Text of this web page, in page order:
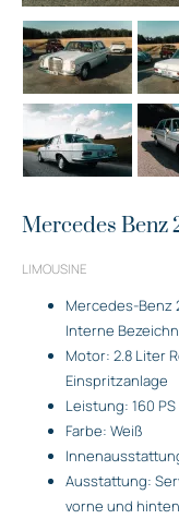
Mercedes Benz
LIMOUSINE
Mercedes-Benz
Interne
Motor: 2.8 Liter
Einspritzanlage
Leistung: 160 PS
Farbe: Weiß
Ausstattung:
vorne und